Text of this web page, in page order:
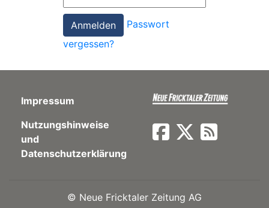
Paper
App
Passwort
vergessen?
Impressum
Nutzungshinweise
und
Datenschutzerklärung
© Neue Fricktaler Zeitung AG